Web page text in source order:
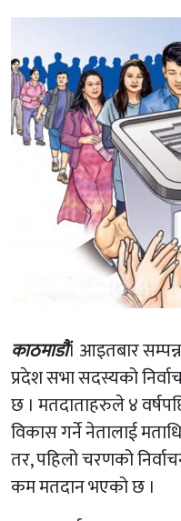
काठमाडौं। आइतबार
प्रदेश सभा सदस्यको
छ । मतदाताहरुले ४
विकास गर्ने नेतालाई
तर, पहिलो चरणको
कम मतदान भएको छ ।